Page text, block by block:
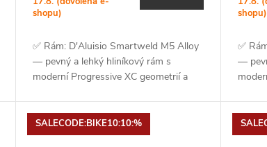
shopu)
✅ Rám: D'Aluisio Smartweld M5 Alloy
— pevný a lehký hliníkový rám s
moderní Progressive XC geometrií a
shopu)
✅
—
SALECODE:BIKE10:10:%